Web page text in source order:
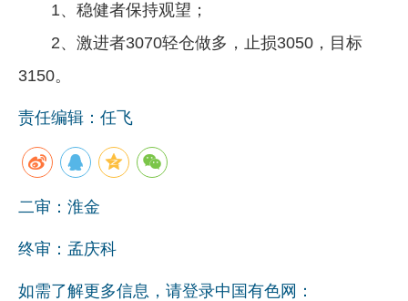
1、稳健者保持观望；
2、激进者3070轻仓做多，止损3050，目标
3150。
责任编辑：任飞
二审：淮金
终审：孟庆科
如需了解更多信息，请登录中国有色网：